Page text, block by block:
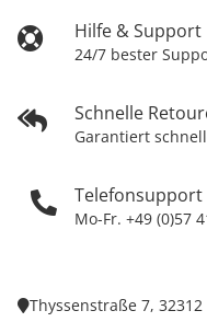
Hilfe & Support
24/7 bester
Schnelle
Garantiert
Telefonsupport
Mo-Fr. +49 (0)57
Thyssenstraße 7,